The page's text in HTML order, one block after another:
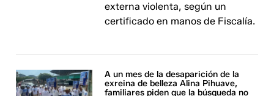
externa violenta, según un
certificado en manos de Fiscalía.
A un mes de la desaparición de la
exreina de belleza Alina Pihuave,
familiares piden que la búsqueda no